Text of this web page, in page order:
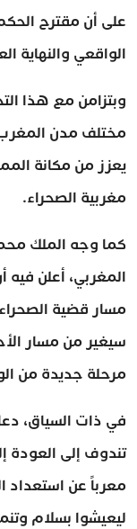
على أن مقترح
الواقعي والنهاية
وبتزامن مع هذا
مختلف مدن المغرب
يعزز من مكانة
مغربية الصحراء.
كما وجه الملك
المغربي، أعلن
مسار قضية
سيغير من مسار
مرحلة جديدة من
في ذات السياق،
تندوف إلى العودة
معرباً عن استعداد
ليعيشوا بسلام